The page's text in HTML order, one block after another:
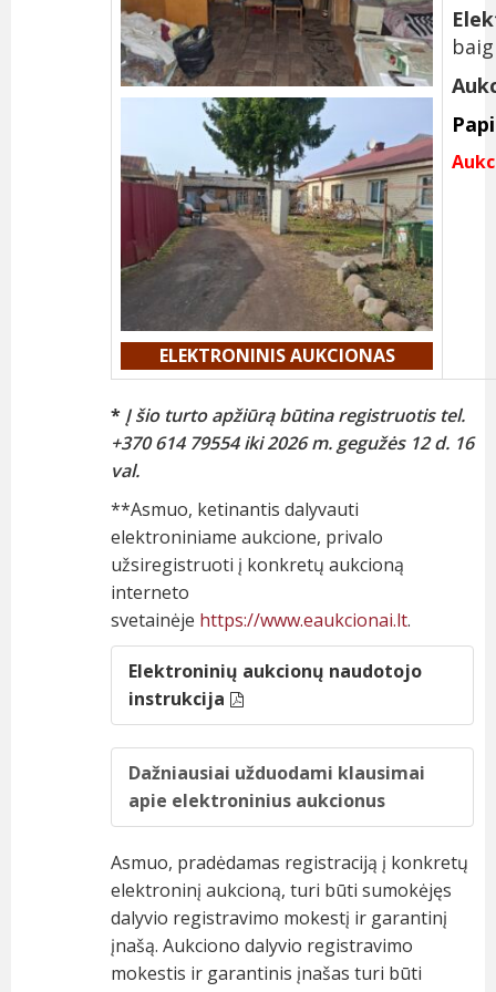
ELEKTRONINIS AUKCIONAS
* Į šio turto apžiūrą būtina registruotis tel.
+370 614 79554 iki 2026 m. gegužės 12 d. 16
val.
**Asmuo, ketinantis dalyvauti
elektroniniame aukcione, privalo
užsiregistruoti į konkretų aukcioną
interneto
svetainėje https://www.eaukcionai.lt.
Elektroninių aukcionų naudotojo
instrukcija
Dažniausiai užduodami klausimai
apie elektroninius aukcionus
Asmuo, pradėdamas registraciją į konkretų
elektroninį aukcioną, turi būti sumokėjęs
dalyvio registravimo mokestį ir garantinį
įnašą. Aukciono dalyvio registravimo
mokestis ir garantinis įnašas turi būti